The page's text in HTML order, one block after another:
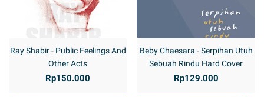
Ray Shabir - Public Feelings And
Other Acts
Rp150.000
Beby Chaesara - Serpihan Utuh
Sebuah Rindu Hard Cover
Rp129.000